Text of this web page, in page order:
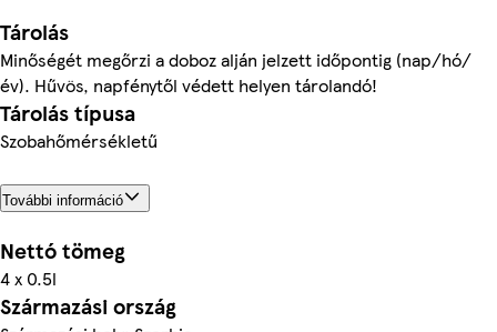
Tárolás
Minőségét megőrzi a doboz alján jelzett időpontig (nap/hó/
év). Hűvös, napfénytől védett helyen tárolandó!
Tárolás típusa
Szobahőmérsékletű
További információ
Nettó tömeg
4 x 0.5l
Származási ország